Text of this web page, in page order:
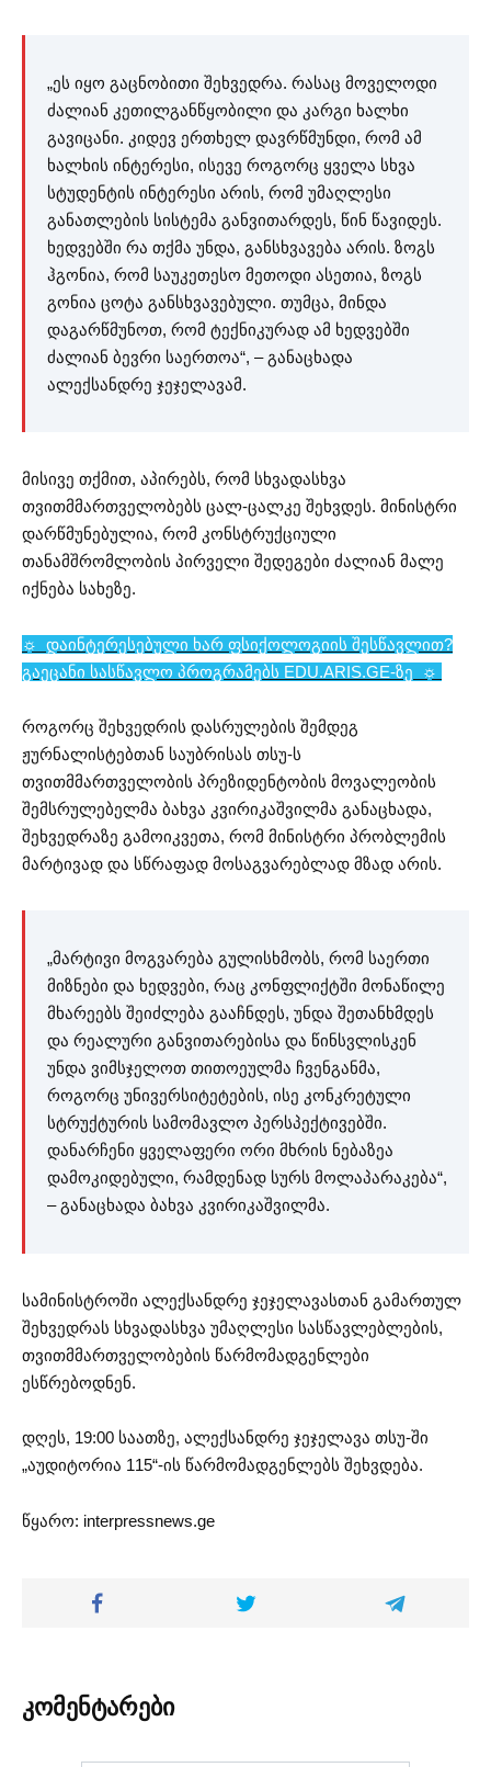
„ეს იყო გაცნობითი შეხვედრა. რასაც მოველოდი
ძალიან კეთილგანწყობილი და კარგი ხალხი
გავიცანი. კიდევ ერთხელ დავრწმუნდი, რომ ამ
ხალხის ინტერესი, ისევე როგორც ყველა სხვა
სტუდენტის ინტერესი არის, რომ უმაღლესი
განათლების სისტემა განვითარდეს, წინ წავიდეს.
ხედვებში რა თქმა უნდა, განსხვავება არის. ზოგს
ჰგონია, რომ საუკეთესო მეთოდი ასეთია, ზოგს
გონია ცოტა განსხვავებული. თუმცა, მინდა
დაგარწმუნოთ, რომ ტექნიკურად ამ ხედვებში
ძალიან ბევრი საერთოა“, – განაცხადა
ალექსანდრე ჯეჯელავამ.
მისივე თქმით, აპირებს, რომ სხვადასხვა
თვითმმართველობებს ცალ-ცალკე შეხვდეს. მინისტრი
დარწმუნებულია, რომ კონსტრუქციული
თანამშრომლობის პირველი შედეგები ძალიან მალე
იქნება სახეზე.
☼ დაინტერესებული ხარ ფსიქოლოგიის შესწავლით?
გაეცანი სასწავლო პროგრამებს EDU.ARIS.GE-ზე ☼
როგორც შეხვედრის დასრულების შემდეგ
ჟურნალისტებთან საუბრისას თსუ-ს
თვითმმართველობის პრეზიდენტობის მოვალეობის
შემსრულებელმა ბახვა კვირიკაშვილმა განაცხადა,
შეხვედრაზე გამოიკვეთა, რომ მინისტრი პრობლემის
მარტივად და სწრაფად მოსაგვარებლად მზად არის.
„მარტივი მოგვარება გულისხმობს, რომ საერთი
მიზნები და ხედვები, რაც კონფლიქტში მონაწილე
მხარეებს შეიძლება გააჩნდეს, უნდა შეთანხმდეს
და რეალური განვითარებისა და წინსვლისკენ
უნდა ვიმსჯელოთ თითოეულმა ჩვენგანმა,
როგორც უნივერსიტეტების, ისე კონკრეტული
სტრუქტურის სამომავლო პერსპექტივებში.
დანარჩენი ყველაფერი ორი მხრის ნებაზეა
დამოკიდებული, რამდენად სურს მოლაპარაკება“,
– განაცხადა ბახვა კვირიკაშვილმა.
სამინისტროში ალექსანდრე ჯეჯელავასთან გამართულ
შეხვედრას სხვადასხვა უმაღლესი სასწავლებლების,
თვითმმართველობების წარმომადგენლები
ესწრებოდნენ.
დღეს, 19:00 საათზე, ალექსანდრე ჯეჯელავა თსუ-ში
„აუდიტორია 115“-ის წარმომადგენლებს შეხვდება.
წყარო: interpressnews.ge
კომენტარები